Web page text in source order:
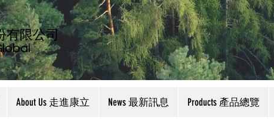
限公司
About Us 走進康立 News 最新訊息 Products 產品總覽